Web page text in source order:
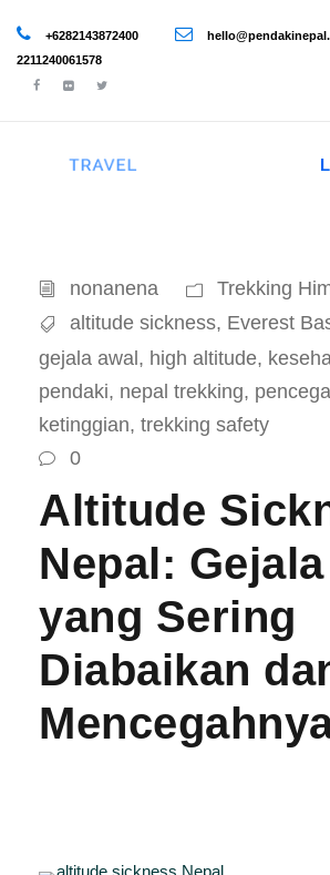
+6282143872400
2211240061578
nonanena
Trekking
altitude sickness, Everest
gejala awal, high altitude,
pendaki, nepal trekking,
ketinggian, trekking safety
0
Altitude
Nepal:
yang Sering
Diabaikan